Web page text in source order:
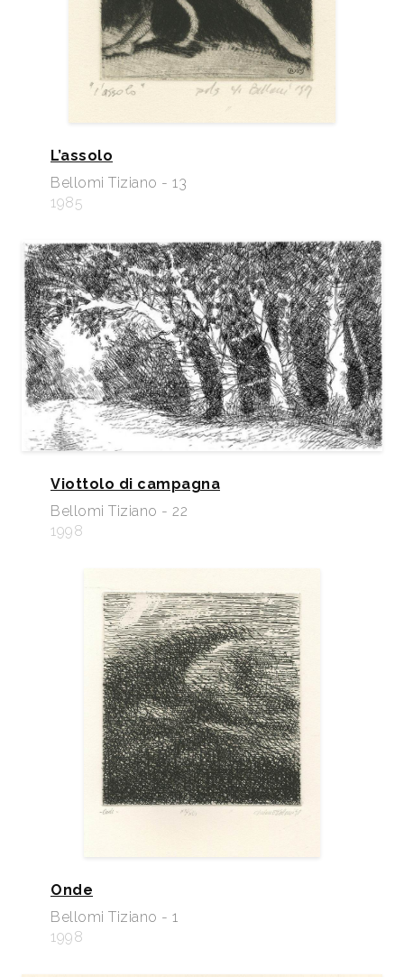
L’assolo
Bellomi Tiziano - 13
1985
Viottolo di campagna
Bellomi Tiziano - 22
1998
Onde
Bellomi Tiziano - 1
1998